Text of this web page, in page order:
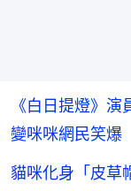
《白日提燈》
變咪咪網民笑爆
貓咪化身「皮草